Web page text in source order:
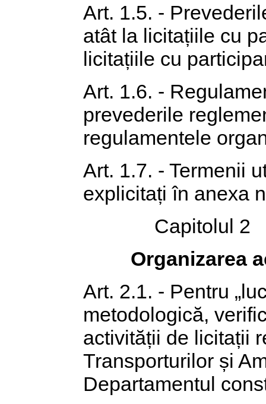
Art. 1.5. -
atât la licitațiile cu
licitațiile cu
Art. 1.6. -
prevederile
regulamentele
Art. 1.7. - Termenii
explicitați în anexa
Capitolul 2
Organizarea
Art. 2.1. - Pentru
metodologică,
activității de licitații
Transporturilor și
Departamentul